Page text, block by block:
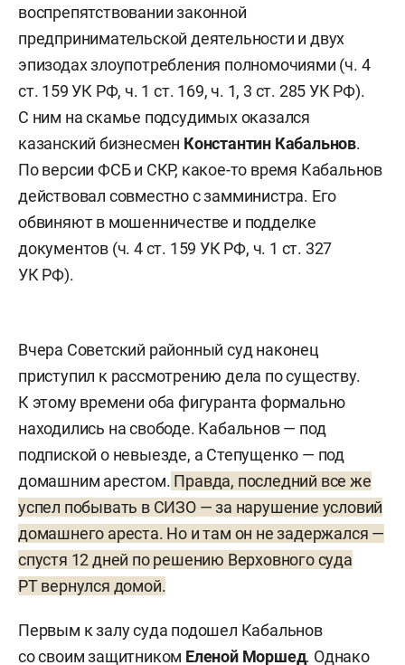
воспрепятствовании законной
предпринимательской деятельности и двух
эпизодах злоупотребления полномочиями (ч. 4
ст. 159 УК РФ, ч. 1 ст. 169, ч. 1, 3 ст. 285 УК РФ).
С ним на скамье подсудимых оказался
казанский бизнесмен Константин Кабальнов.
По версии ФСБ и СКР, какое-то время Кабальнов
действовал совместно с замминистра. Его
обвиняют в мошенничестве и подделке
документов (ч. 4 ст. 159 УК РФ, ч. 1 ст. 327
УК РФ).
Вчера Советский районный суд наконец
приступил к рассмотрению дела по существу.
К этому времени оба фигуранта формально
находились на свободе. Кабальнов — под
подпиской о невыезде, а Степущенко — под
домашним арестом. Правда, последний все же
успел побывать в СИЗО — за нарушение условий
домашнего ареста. Но и там он не задержался —
спустя 12 дней по решению Верховного суда
РТ вернулся домой.
Первым к залу суда подошел Кабальнов
со своим защитником Еленой Моршед. Однако